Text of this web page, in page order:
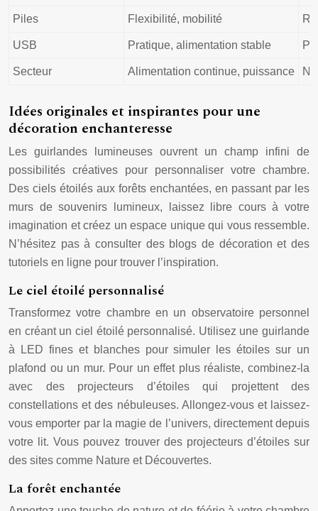
Piles Flexibilité, mobilité
USB Pratique, alimentation stable
Secteur Alimentation continue, puissance
Idées originales et inspirantes pour une
décoration enchanteresse
Les guirlandes lumineuses ouvrent un champ infini de
possibilités créatives pour personnaliser votre chambre.
Des ciels étoilés aux forêts enchantées, en passant par les
murs de souvenirs lumineux, laissez libre cours à votre
imagination et créez un espace unique qui vous ressemble.
N’hésitez pas à consulter des blogs de décoration et des
tutoriels en ligne pour trouver l’inspiration.
Le ciel étoilé personnalisé
Transformez votre chambre en un observatoire personnel
en créant un ciel étoilé personnalisé. Utilisez une guirlande
à LED fines et blanches pour simuler les étoiles sur un
plafond ou un mur. Pour un effet plus réaliste, combinez-la
avec des projecteurs d’étoiles qui projettent des
constellations et des nébuleuses. Allongez-vous et laissez-
vous emporter par la magie de l’univers, directement depuis
votre lit. Vous pouvez trouver des projecteurs d’étoiles sur
des sites comme Nature et Découvertes.
La forêt enchantée